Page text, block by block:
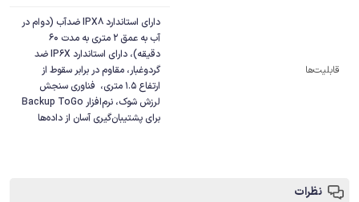
قابلیت‌ها
برای پشتیبان‌گیری آسان از داده‌ها
نظرات